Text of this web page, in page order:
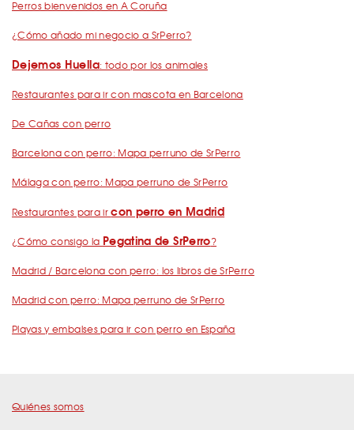
Perros bienvenidos en A Coruña
¿Cómo añado mi negocio a SrPerro?
Dejemos Huella: todo por los animales
Restaurantes para ir con mascota en Barcelona
De Cañas con perro
Barcelona con perro: Mapa perruno de SrPerro
Málaga con perro: Mapa perruno de SrPerro
Restaurantes para ircon perro en Madrid
¿Cómo consigo la Pegatina de SrPerro?
Madrid / Barcelona con perro: los libros de SrPerro
Madrid con perro: Mapa perruno de SrPerro
Playas y embalses para ir con perro en España
Quiénes somos